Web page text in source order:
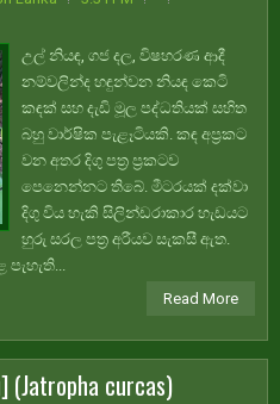
උල් නියඳ, ගජ දල, විෂහරණ ආදී
නම්වලින්ද හඳුන්වන නියඳ කෙටි
කඳක් සහ දැඩි මූල පද්ධතියක් සහිත
බහු වාර්ෂික පැළෑටියකි. කඳ අප්‍රකට
වන අතර දිගු පත්‍ර ප්‍රකටව
පෙනෙන්නට තිබේ. මීටරයක් දක්වා
දිගු විය හැකි සිලින්ඩරාකාර හැඩයට
හුරු සරල පත්‍ර අරීයව සැකසී ඇත.
Read More
curcas)